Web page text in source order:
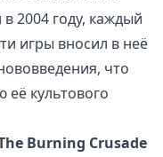
2004 году, каждый
игры вносил в неё
что
культового
Burning Crusade